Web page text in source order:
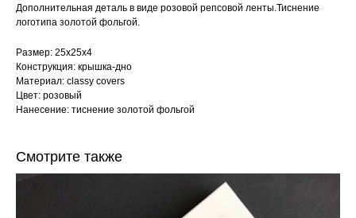
Дополнительная деталь в виде розовой репсовой ленты.Тиснение
логотипа золотой фольгой.
Размер: 25х25х4
Конструкция: крышка-дно
Материал: classy covers
Цвет: розовый
Нанесение: тиснение золотой фольгой
Смотрите также